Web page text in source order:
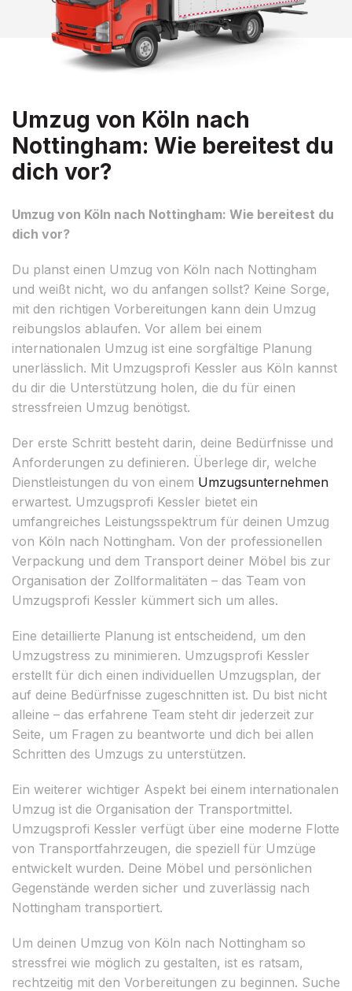
Umzug von Köln nach
Nottingham: Wie bereitest du
dich vor?
Umzug von Köln nach Nottingham: Wie bereitest du
dich vor?
Du planst einen Umzug von Köln nach Nottingham
und weißt nicht, wo du anfangen sollst? Keine Sorge,
mit den richtigen Vorbereitungen kann dein Umzug
reibungslos ablaufen. Vor allem bei einem
internationalen Umzug ist eine sorgfältige Planung
unerlässlich. Mit Umzugsprofi Kessler aus Köln kannst
du dir die Unterstützung holen, die du für einen
stressfreien Umzug benötigst.
Der erste Schritt besteht darin, deine Bedürfnisse und
Anforderungen zu definieren. Überlege dir, welche
Dienstleistungen du von einem Umzugsunternehmen
erwartest. Umzugsprofi Kessler bietet ein
umfangreiches Leistungsspektrum für deinen Umzug
von Köln nach Nottingham. Von der professionellen
Verpackung und dem Transport deiner Möbel bis zur
Organisation der Zollformalitäten – das Team von
Umzugsprofi Kessler kümmert sich um alles.
Eine detaillierte Planung ist entscheidend, um den
Umzugstress zu minimieren. Umzugsprofi Kessler
erstellt für dich einen individuellen Umzugsplan, der
auf deine Bedürfnisse zugeschnitten ist. Du bist nicht
alleine – das erfahrene Team steht dir jederzeit zur
Seite, um Fragen zu beantworte und dich bei allen
Schritten des Umzugs zu unterstützen.
Ein weiterer wichtiger Aspekt bei einem internationalen
Umzug ist die Organisation der Transportmittel.
Umzugsprofi Kessler verfügt über eine moderne Flotte
von Transportfahrzeugen, die speziell für Umzüge
entwickelt wurden. Deine Möbel und persönlichen
Gegenstände werden sicher und zuverlässig nach
Nottingham transportiert.
Um deinen Umzug von Köln nach Nottingham so
stressfrei wie möglich zu gestalten, ist es ratsam,
rechtzeitig mit den Vorbereitungen zu beginnen. Suche